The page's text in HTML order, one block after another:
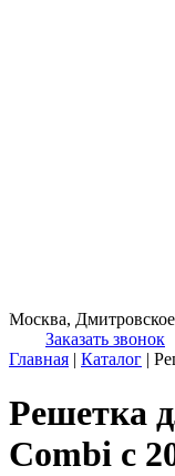
Москва,
Заказать звонок
Главная | Каталог |
Решетка
Combi с